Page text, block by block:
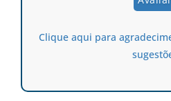
Clique aqui para